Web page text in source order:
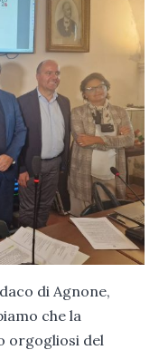
di Agnone,
che la
orgogliosi del